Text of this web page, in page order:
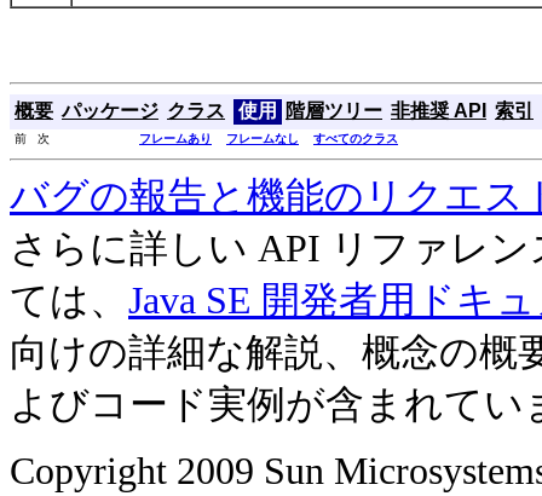
概要 パッケージ クラス 使用 階層ツリー 非推奨 API 索引
前 次 フレームあり フレームなし すべてのクラス
バグの報告と機能のリクエス
さらに詳しい API リファレ
ては、 Java SE 開発者用ドキ
向けの詳細な解説、概念の概
よびコード実例が含まれてい
Copyright 2009 Sun